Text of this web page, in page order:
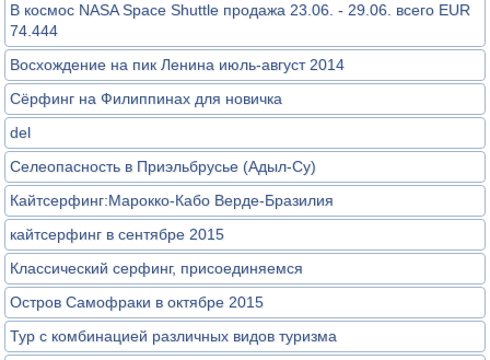
В космос NASA Space Shuttle продажа 23.06. - 29.06. всего EUR
74.444
Восхождение на пик Ленина июль-август 2014
Сёрфинг на Филиппинах для новичка
del
Селеопасность в Приэльбрусье (Адыл-Су)
Кайтсерфинг:Марокко-Кабо Верде-Бразилия
кайтсерфинг в сентябре 2015
Классический серфинг, присоединяемся
Остров Самофраки в октябре 2015
Тур с комбинацией различных видов туризма